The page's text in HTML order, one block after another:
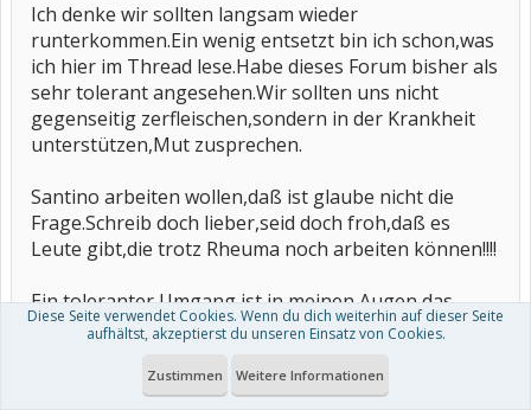
Ich denke wir sollten langsam wieder
runterkommen.Ein wenig entsetzt bin ich schon,was
ich hier im Thread lese.Habe dieses Forum bisher als
sehr tolerant angesehen.Wir sollten uns nicht
gegenseitig zerfleischen,sondern in der Krankheit
unterstützen,Mut zusprechen.
Santino arbeiten wollen,daß ist glaube nicht die
Frage.Schreib doch lieber,seid doch froh,daß es
Leute gibt,die trotz Rheuma noch arbeiten können!!!!
Ein toleranter Umgang ist in meinen Augen das
wichtigste und Krankheiten miteinander
ist auf seine Weise schlimm oder weniger schlimm.
Diese Seite verwendet Cookies. Wenn du dich weiterhin auf dieser Seite
aufhältst, akzeptierst du unseren Einsatz von Cookies.
Zustimmen Weitere Informationen